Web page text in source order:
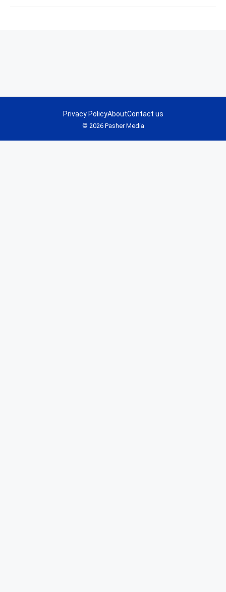
© 2026 Pasher Media
Privacy PolicyAboutContact us